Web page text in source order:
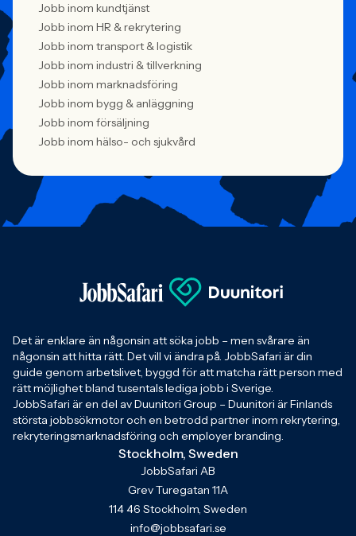
Jobb inom kundtjänst
Jobb inom HR & rekrytering
Jobb inom transport & logistik
Jobb inom industri & tillverkning
Jobb inom marknadsföring
Jobb inom bygg & anläggning
Jobb inom försäljning
Jobb inom hälso- och sjukvård
Det är enklare än någonsin att söka jobb – men svårare än
någonsin att hitta rätt. Det vill vi ändra på. JobbSafari är din
guide genom arbetslivet, byggd för att matcha rätt person med
rätt möjlighet bland tusentals lediga jobb i Sverige.
JobbSafari är en del av Duunitori Group – Duunitori är Finlands
största jobbsökmotor och en betrodd partner inom rekrytering,
rekryteringsmarknadsföring och employer branding.
Stockholm, Sweden
JobbSafari AB
Grev Turegatan 11A
114 46 Stockholm, Sweden
info@jobbsafari.se